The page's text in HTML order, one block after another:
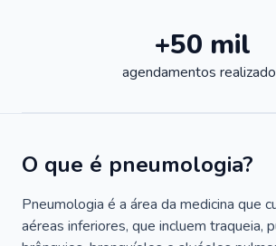
+50 mil
agendamentos
O que é pneumologia?
Pneumologia é a área da medicina que
aéreas inferiores, que incluem traqueia,